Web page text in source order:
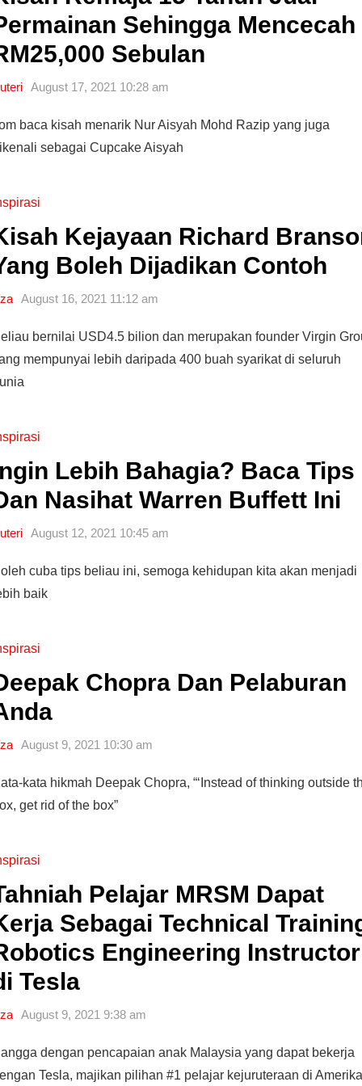
Sehingga Mencecah
Sebulan
August 17, 2021 10:28 am
baca kisah menarik Nur Aisyah Mohd Razip yang juga
sebagai Cupcake Aisyah
Kejayaan Richard
Boleh Dijadikan Contoh
August 16, 2021 11:12 am
bernilai USD4.5 bilion dan merupakan founder Virgin
mempunyai lebih daripada 400 buah syarikat di seluruh
Lebih Bahagia? Baca Tips
Nasihat Warren Buffett Ini
August 12, 2021 10:45 am
cuba tips beliau ini, semoga kehidupan kita akan menjadi
baik
Chopra Dan Pelaburan
August 9, 2021 10:30 am
kata hikmah Deepak Chopra, “‘Instead of thinking outside
get rid of the box”
Pelajar MRSM Dapat
Sebagai Technical
Engineering Instructor
Tesla
August 9, 2021 9:38 am
dengan pencapaian anak Malaysia yang dapat bekerja
Tesla, majikan pilihan #1 pelajar kejuruteraan di Amerika
(CDS) Maybank